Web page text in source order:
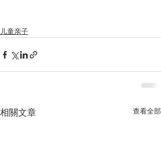
儿童亲子
相關文章 查看全部